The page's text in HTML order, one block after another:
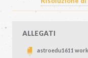
ALLEGATI
astroedu1611